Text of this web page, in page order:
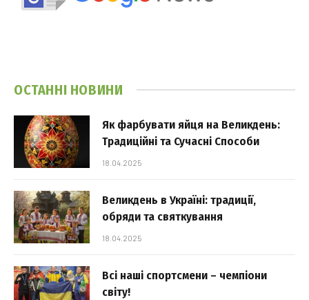
ОСТАННІ НОВИНИ
Як фарбувати яйця на Великдень:
Традиційні та Сучасні Способи
18.04.2025
Великдень в Україні: традиції,
обряди та святкування
18.04.2025
Всі наші спортсмени – чемпіони
світу!